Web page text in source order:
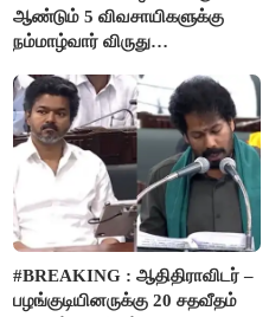
ஆண்டும் 5 விவசாயிகளுக்கு
நம்மாழ்வார் விருது
#BREAKING : ஆதிதிராவிடர் –
பழங்குடியினருக்கு 20 சதவீதம்